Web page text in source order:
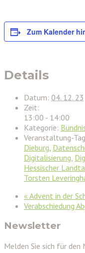
Zum Kalender
Details
Datum: 04. 12. 23
Zeit:
13:00 - 14:00
Kategorie:
Veranstaltung-
Dieburg
Digitalisierung
Hessischer
Torsten
« Advent in der
Verabschiedung
Newsletter
Melden Sie sich für